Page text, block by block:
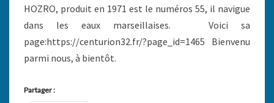
HOZRO, produit en 1971 est le numéros 55, il navigue
dans les eaux marseillaises. Voici sa
page:https://centurion32.fr/?page_id=1465 Bienvenu
parmi nous, à bientôt.
Partager :